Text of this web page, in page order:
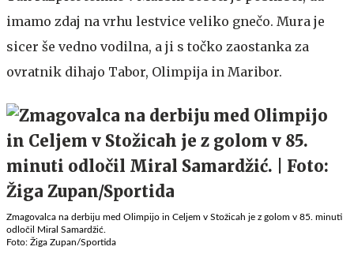
imamo zdaj na vrhu lestvice veliko gnečo. Mura je
sicer še vedno vodilna, a ji s točko zaostanka za
ovratnik dihajo Tabor, Olimpija in Maribor.
Zmagovalca na derbiju med Olimpijo in Celjem v Stožicah je z golom v 85. minuti
odločil Miral Samardžić.
Foto: Žiga Zupan/Sportida